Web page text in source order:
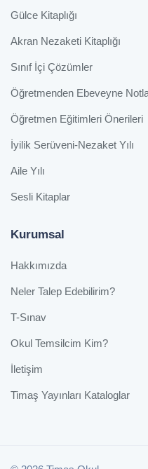
Gülce Kitaplığı
Akran Nezaketi Kitaplığı
Sınıf İçi Çözümler
Öğretmenden Ebeveyne
Öğretmen Eğitimleri Önerileri
İyilik Serüveni-Nezaket Yılı
Aile Yılı
Sesli Kitaplar
Kurumsal
Hakkımızda
Neler Talep Edebilirim?
T-Sınav
Okul Temsilcim Kim?
İletişim
Timaş Yayınları Kataloglar